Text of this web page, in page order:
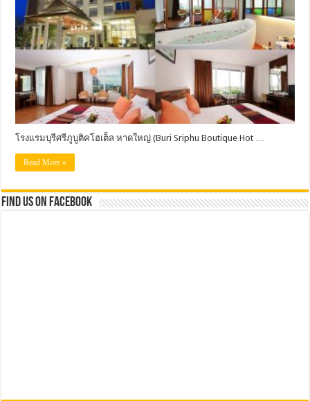
โรงแรมบุรีศรีภูบูติคโฮเต็ล หาดใหญ่ (Buri Sriphu Boutique Hot …
Read More »
Find us on Facebook